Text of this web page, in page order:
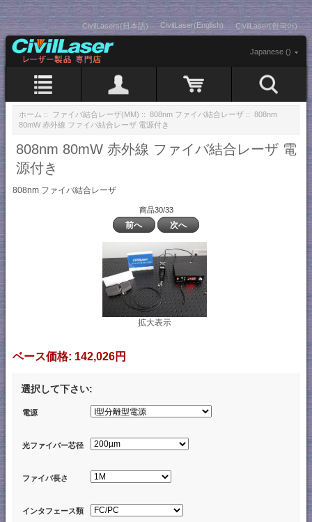
CivilLasers(日本語) CivilLaser(English) CivilLaser(한국어)
Japanese ()
ホーム :: ファイバ結合レーザ(MM) :: 808nm ファイバ結合レーザ :: 808nm
80mW 赤外線 ファイバ結合レーザ 電源付き
808nm 80mW 赤外線 ファイバ結合レーザ 電
源付き
808nm ファイバ結合レーザ
商品30/33
前へ 次へ
拡大表示
ベース価格: 142,026円
選択して下さい:
電源
光ファイバー芯径
ファイバ長さ
インタフェース類